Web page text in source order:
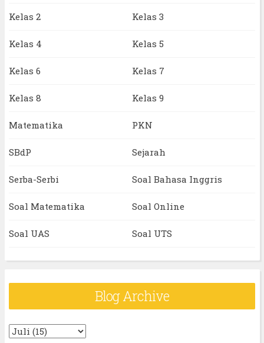
Kelas 2 Kelas 3
Kelas 4 Kelas 5
Kelas 6 Kelas 7
Kelas 8 Kelas 9
Matematika PKN
SBdP Sejarah
Serba-Serbi Soal Bahasa Inggris
Soal Matematika Soal Online
Soal UAS Soal UTS
Blog Archive